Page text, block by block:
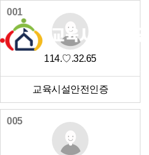
001
114.♡.32.65
교육시설안전인증
005